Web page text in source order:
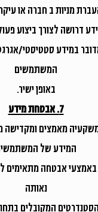
מניות ב חברה או
דרושה לצורך ביצוע
מדובר במידע סטטיסטי/
המשתמשים
באופן ישיר.
7. אבטחת מידע
משקעיה מאמצים
המידע של
באמצעי אבטחה
נאותה
המקובלים